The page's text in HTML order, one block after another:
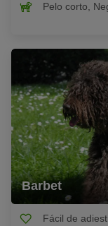
Pelo corto,
Barbet
Fácil de